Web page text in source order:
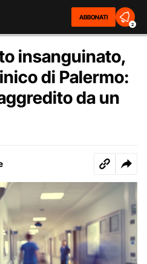
ABBONATI
2
insanguinato,
di Palermo:
da un